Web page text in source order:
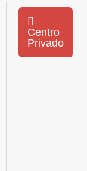
Centro
Privado